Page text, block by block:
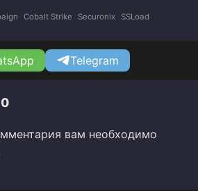
Cobalt Strike Securonix SSLoad
Telegram
вам необходимо